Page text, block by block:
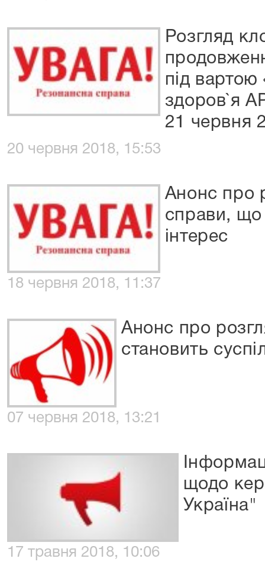
Розгляд
під вартою
здоров`я
21 червня
20 червня 2018, 15:53
Анонс про
справи, що
інтерес
18 червня 2018, 11:37
Анонс про
становить
07 червня 2018, 13:21
щодо
Україна"
17 травня 2018, 10:06